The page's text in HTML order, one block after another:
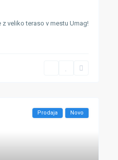
veliko teraso v mestu Umag!
Prodaja Novo